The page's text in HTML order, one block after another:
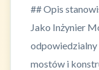
## Opis
Jako Inżynier
odpowiedzialny
mostów i